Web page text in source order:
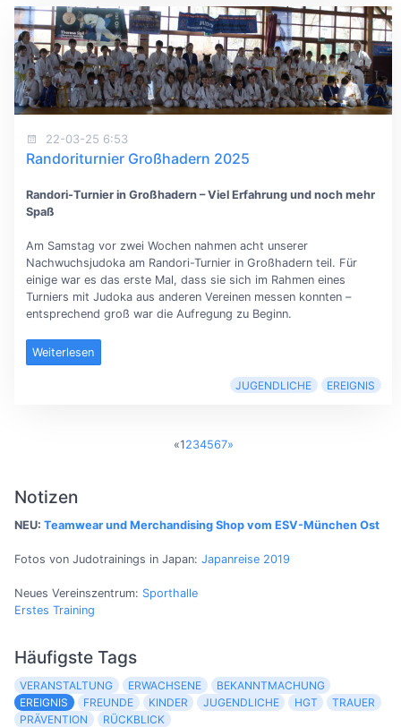
22-03-25 6:53
Randoriturnier Großhadern 2025
Randori-Turnier in Großhadern – Viel Erfahrung und noch mehr
Spaß
Am Samstag vor zwei Wochen nahmen acht unserer
Nachwuchsjudoka am Randori-Turnier in Großhadern teil. Für
einige war es das erste Mal, dass sie sich im Rahmen eines
Turniers mit Judoka aus anderen Vereinen messen konnten –
entsprechend groß war die Aufregung zu Beginn.
Weiterlesen
JUGENDLICHE EREIGNIS
«1234567»
Notizen
NEU: Teamwear und Merchandising Shop vom ESV-München Ost
Fotos von Judotrainings in Japan: Japanreise 2019
Neues Vereinszentrum: Sporthalle
Erstes Training
Häufigste Tags
VERANSTALTUNG ERWACHSENE
BEKANNTMACHUNG
EREIGNIS
FREUNDE KINDER JUGENDLICHE HGT
TRAUER
PRÄVENTION
RÜCKBLICK